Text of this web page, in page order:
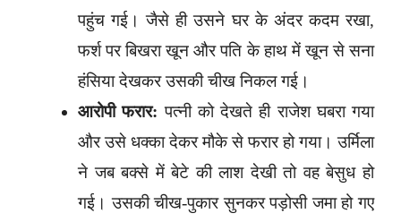
पहुंच गई। जैसे ही उसने घर के अंदर कदम रखा,
फर्श पर बिखरा खून और पति के हाथ में खून से सना
हंसिया देखकर उसकी चीख निकल गई।
आरोपी फरार: पत्नी को देखते ही राजेश घबरा गया
और उसे धक्का देकर मौके से फरार हो गया। उर्मिला
ने जब बक्से में बेटे की लाश देखी तो वह बेसुध हो
गई। उसकी चीख-पुकार सुनकर पड़ोसी जमा हो गए